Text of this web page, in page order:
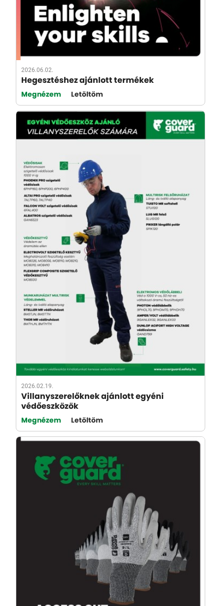
2026.06.02.
Hegesztéshez ajánlott termékek
Megnézem Letöltöm
2026.02.19.
Villanyszerelőknek ajánlott egyéni
védőeszközök
Megnézem Letöltöm